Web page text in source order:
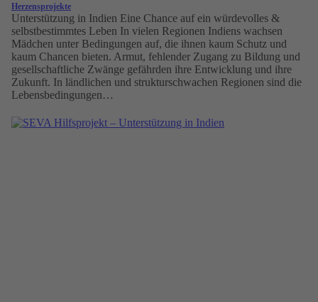
Herzensprojekte
Unterstützung in Indien Eine Chance auf ein würdevolles &
selbst­bestimmtes Leben In vielen Regionen Indiens wachsen
Mädchen unter Bedingungen auf, die ihnen kaum Schutz und
kaum Chancen bieten. Armut, fehlender Zugang zu Bildung und
gesellschaftliche Zwänge gefährden ihre Entwicklung und ihre
Zukunft. In ländlichen und strukturschwachen Regionen sind die
Lebensbedingungen…